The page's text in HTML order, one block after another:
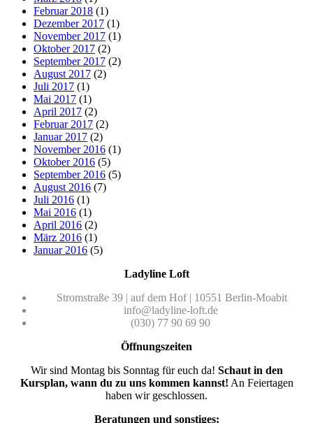
Februar 2018 (1)
Dezember 2017 (1)
November 2017 (1)
Oktober 2017 (2)
September 2017 (2)
August 2017 (2)
Juli 2017 (1)
Mai 2017 (1)
April 2017 (2)
Februar 2017 (2)
Januar 2017 (2)
November 2016 (1)
Oktober 2016 (5)
September 2016 (5)
August 2016 (7)
Juli 2016 (1)
Mai 2016 (1)
April 2016 (2)
März 2016 (1)
Januar 2016 (5)
Ladyline Loft
Stromstraße 39 | auf dem Hof | 10551 Berlin-Moabit
info@ladyline-loft.de
(030) 77 90 69 90
Öffnungszeiten
Wir sind Montag bis Sonntag für euch da! Schaut in den
Kursplan, wann du zu uns kommen kannst! An Feiertagen
haben wir geschlossen.
Beratungen und sonstiges: